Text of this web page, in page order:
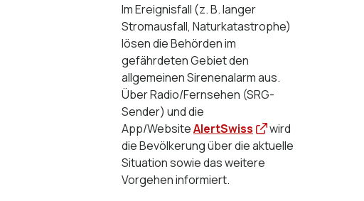
Im Ereignisfall (z. B. langer
Stromausfall, Naturkatastrophe)
lösen die Behörden im
gefährdeten Gebiet den
allgemeinen Sirenenalarm aus.
Über Radio/Fernsehen (SRG-
Sender) und die
App/WebsiteAlertSwiss
wird
die Bevölkerung über die aktuelle
Situation sowie das weitere
Vorgehen informiert.